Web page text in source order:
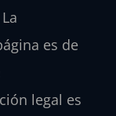
es de
legal es